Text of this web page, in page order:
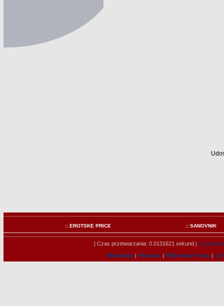
:: EROTSKE PRICE :: SANOVNIK
| Czas przetwarzania: 0.0131621 sekund.|
Marketing | Features | RSS News Feeds |